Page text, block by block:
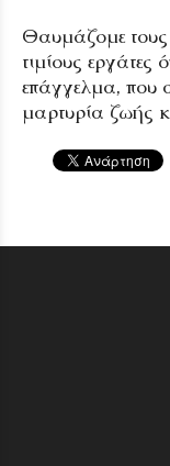
Θαυμάζομε τους
τιμίους εργάτες
επάγγελμα, που
μαρτυρία ζωής